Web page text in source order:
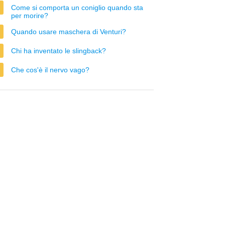
Come si comporta un coniglio quando sta
per morire?
Quando usare maschera di Venturi?
Chi ha inventato le slingback?
Che cos'è il nervo vago?